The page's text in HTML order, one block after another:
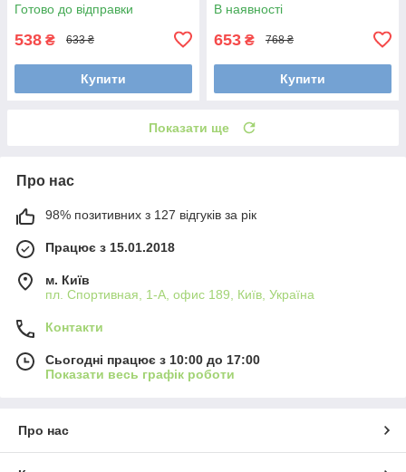
Готово до відправки
538 ₴ 633 ₴
Купити
В наявності
653 ₴ 768 ₴
Купити
Показати ще
Про нас
98% позитивних з 127 відгуків за рік
Працює з 15.01.2018
м. Київ
пл. Спортивная, 1-А, офис 189, Київ, Україна
Контакти
Сьогодні працює з 10:00 до 17:00
Показати весь графік роботи
Про нас